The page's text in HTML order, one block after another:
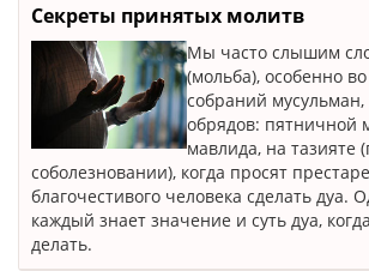
Секреты принятых молитв
Мы часто слышим
(мольба), особенно
собраний
обрядов: пятничной
мавлида, на тазияте
соболезновании), когда просят
благочестивого человека сделать дуа.
каждый знает значение и суть дуа,
делать.